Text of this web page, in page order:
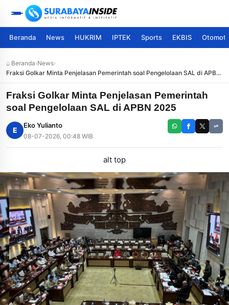
Beranda News HUKRIM IPTEK Sports EKBIS
⌂ Beranda›News›
Fraksi Golkar Minta Penjelasan Pemerintah soal Pengelolaan SAL di APBN
2025
Fraksi Golkar Minta Penjelasan Pemerintah
soal Pengelolaan SAL di APBN 2025
E
Eko Yulianto
08-07-2026, 00:48 WIB
alt top